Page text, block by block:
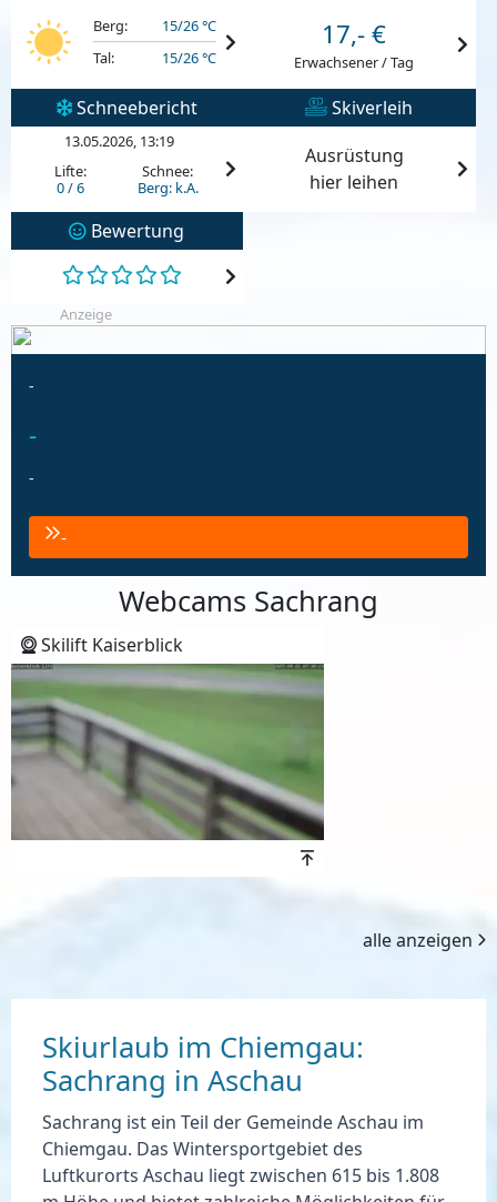
Berg:
15/26 °C
Tal:
15/26 °C
17,- €
Erwachsener / Tag
Schneebericht
13.05.2026, 13:19
Lifte:
0 / 6
Schnee:
Berg: k.A.
Skiverleih
Ausrüstung
hier leihen
Bewertung
Anzeige
-
-
-
-
Webcams Sachrang
Skilift Kaiserblick
Höhenwert
alle anzeigen
Skiurlaub im Chiemgau:
Sachrang in Aschau
Sachrang ist ein Teil der GemeindeAschau im
Chiemgau. Das Wintersportgebiet des
Luftkurorts Aschau liegt zwischen 615 bis 1.808